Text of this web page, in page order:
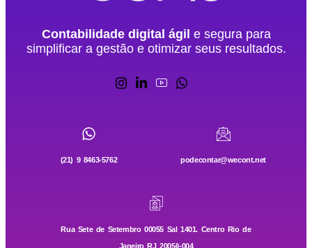
Contabilidade digital ágil e segura para
simplificar a gestão e otimizar seus resultados.
(21) 9 8463-5762 podecontar@wecont.net
Rua Sete de Setembro 00055 Sal 1401. Centro Rio de
Janeiro RJ 20050-004